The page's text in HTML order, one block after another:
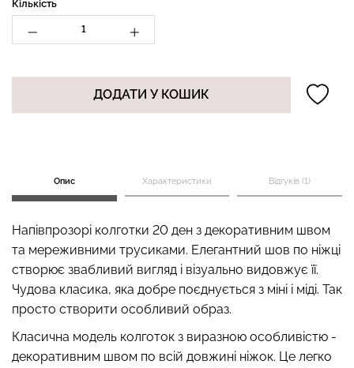
Кількість
ДОДАТИ У КОШИК
Опис Характеристики Відгуків (1)
Напівпрозорі колготки 20 ден з декоративним швом
та мереживними трусиками. Елегантний шов по ніжці
створює звабливий вигляд і візуально видовжує її.
Чудова класика, яка добре поєднується з міні і міді. Так
просто створити особливий образ.
Класична модель колготок з виразною особливістю -
декоративним швом по всій довжині ніжок. Це легко
Безшовні стрінги STRING
Безшовний топ з легкою
корекцією BRA